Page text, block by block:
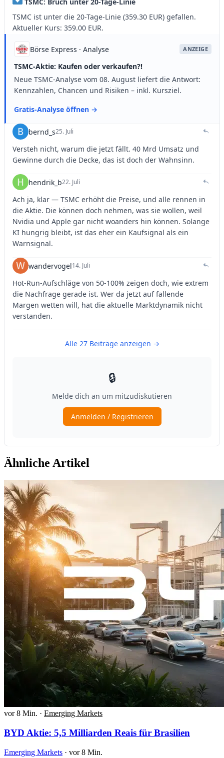
Ähnliche Artikel
vor 8 Min. · Emerging Markets
BYD Aktie: 5,5 Milliarden Reais für Brasilien
Emerging Markets · vor 8 Min.